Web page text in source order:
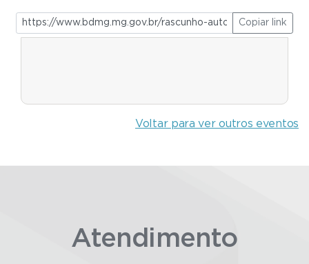
Copiar link
Voltar para ver outros eventos
Atendimento